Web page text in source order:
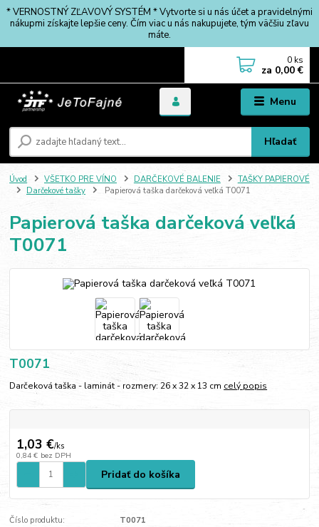
* VERNOSTNÝ ZĽAVOVÝ SYSTÉM * Vytvorte si u nás účet a pravidelnými
nákupmi získajte lepšie ceny. Čím viac u nás nakupujete, tým väčšiu zľavu
máte.
Menu
Hľadať
0 ks
za 0,00 €
Úvod VŠETKO PRE VÍNO DARČEKOVÉ BALENIE
TAŠKY PAPIEROVÉ
Darčekové tašky
Papierová taška darčeková veľká T0071
Papierová taška darčeková veľká
T0071
T0071
Darčeková taška - laminát - rozmery: 26 x 32 x 13 cm celý popis
1,03 €/ks
0,84 € bez DPH
Pridať do košíka
Číslo produktu: T0071